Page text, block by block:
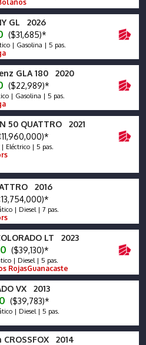
GL 2026
($31,685)*
| Gasolina | 5 pas.
GLA 180 2020
($22,989)*
| Gasolina | 5 pas.
50 QUATTRO 2021
Eléctrico | 5 pas.
2016
| Diesel | 7 pas.
LT 2023
($39,130)*
| Diesel | 5 pas.
RojasGuanacaste
VX 2013
($39,783)*
| Diesel | 5 pas.
2014